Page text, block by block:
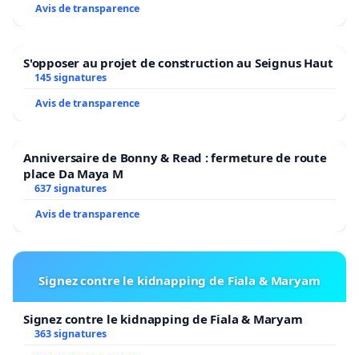
Avis de transparence
S'opposer au projet de construction au Seignus Haut
145 signatures
Avis de transparence
Anniversaire de Bonny & Read : fermeture de route
place Da Maya M
637 signatures
Avis de transparence
Signez contre le kidnapping de Fiala & Maryam
Signez contre le kidnapping de Fiala & Maryam
363 signatures